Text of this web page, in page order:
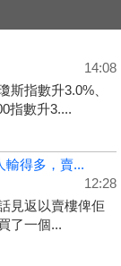
14:08
斯指數升3.0%、
指數升3....
輸得多，賣...
12:28
見返以賣樓俾佢
了一個...